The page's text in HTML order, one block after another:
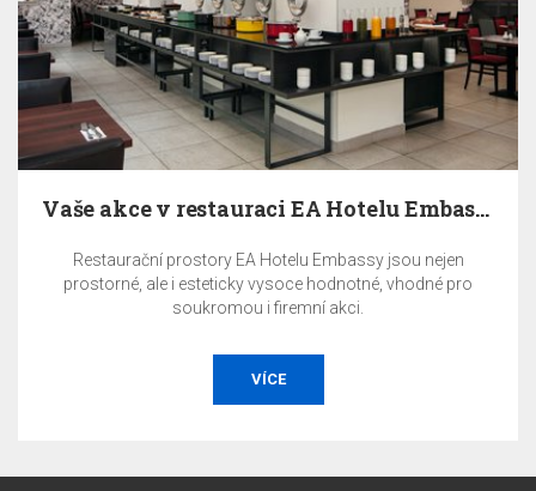
Vaše akce v restauraci EA Hotelu Embassy Prague
Restaurační prostory EA Hotelu Embassy jsou nejen
prostorné, ale i esteticky vysoce hodnotné, vhodné pro
soukromou i firemní akci.
VÍCE